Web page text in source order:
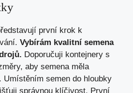
první krok k
Vybírám kvalitní semena
Doporučuji kontejnery s
aby semena měla
Umístěním semen do hloubky
správnou klíčivost. První